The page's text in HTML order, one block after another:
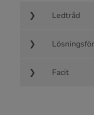
Ledtråd
Facit